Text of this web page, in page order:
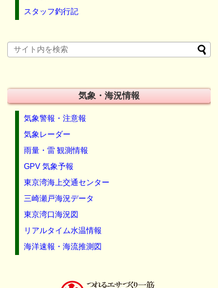
スタッフ釣行記
気象・海況情報
気象警報・注意報
気象レーダー
雨量・雷 観測情報
GPV 気象予報
東京湾海上交通センター
三崎瀬戸海況データ
東京湾口海況図
リアルタイム水温情報
海洋速報・海流推測図